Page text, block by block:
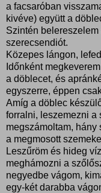
a facsaróban
kivéve) együtt a
Szintén
szerecsendiót.
Közepes lángon,
Időnként
a döblecet, és
egyszerre, éppen
Amíg a döblec
forralni, leszemezni a
megszámoltam, hány
a megmosott
Leszűröm és hideg
meghámozni a
negyedbe vágom,
egy-két darabba